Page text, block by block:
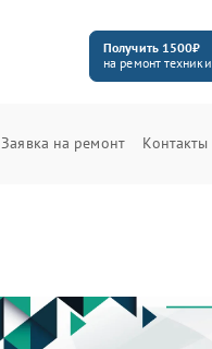
Получить 1500₽
на ремонт техники
Заявка на ремонт Контакты